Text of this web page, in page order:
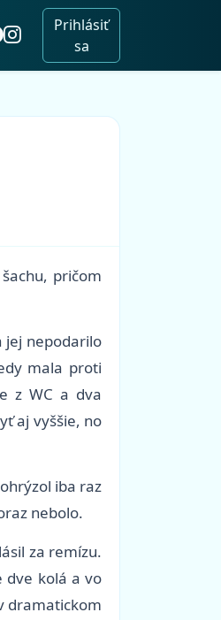
Prihlásiť
sa
pričom
jej nepodarilo
mala proti
z WC a dva
aj vyššie, no
iba raz
nebolo.
za remízu.
dve kolá a vo
dramatickom